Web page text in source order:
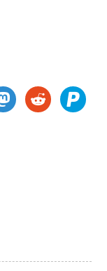
reddit paypal